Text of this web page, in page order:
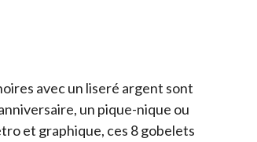
avec un liseré argent sont
un pique-nique ou
et graphique, ces 8 gobelets